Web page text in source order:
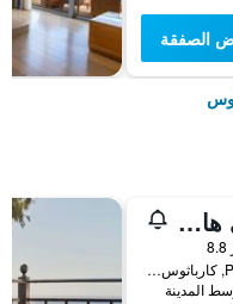
الصفقة
ليمون تري هاوس
Papanastasiou 2, كارباثوس, اليونان